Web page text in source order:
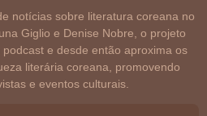
notícias sobre literatura coreana no
Giglio e Denise Nobre, o projeto
e desde então aproxima os
literária coreana, promovendo
e eventos culturais.